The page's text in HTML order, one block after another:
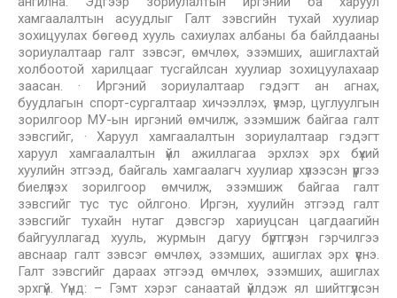
хамгаалалтын асуудлыг Галт зэвсгийн тухай хуулиар
зохицуулах бөгөөд хууль сахиулах албаны ба байлдааны
зориулалтаар галт зэвсэг, өмчлөх, эзэмших, ашиглахтай
холбоотой харилцааг тусгайлсан хуулиар зохицуулахаар
заасан. · Иргэний зориулалтаар гэдэгт ан агнах,
буудлагын спорт-сургалтаар хичээллэх, үзмэр, цуглуулгын
зорилгоор МУ-ын иргэний өмчилж, эзэмшиж байгаа галт
зэвсгийг, · Харуул хамгаалалтын зориулалтаар гэдэгт
харуул хамгаалалтын үйл ажиллагаа эрхлэх эрх бүхий
хуулийн этгээд, байгаль хамгаалагч хуулиар хүлээсэн үүргээ
биелүүлэх зорилгоор өмчилж, эзэмшиж байгаа галт
зэвсгийг тус тус ойлгоно. Иргэн, хуулийн этгээд галт
зэвсгийг тухайн нутаг дэвсгэр хариуцсан цагдаагийн
байгууллагад хууль, журмын дагуу бүртгүүлэн гэрчилгээ
авснаар галт зэвсэг өмчлөх, эзэмших, ашиглах эрх үүснэ.
Галт зэвсгийг дараах этгээд өмчлөх, эзэмших, ашиглах
эрхгүй. Үүнд: – Гэмт хэрэг санаатай үйлдэж ял шийтгүүлсэн